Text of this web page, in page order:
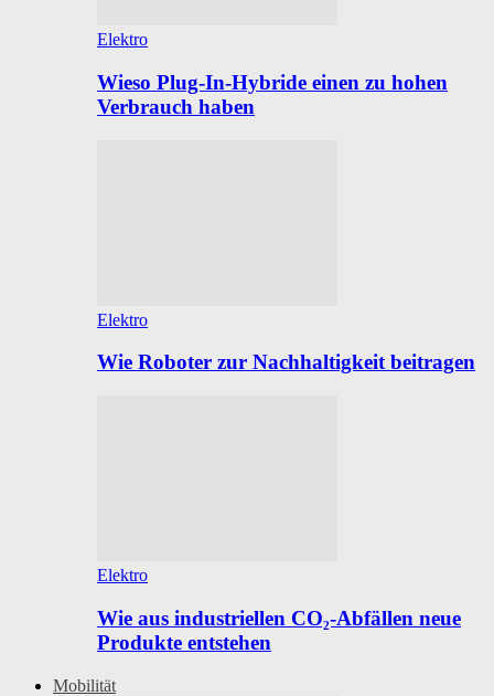
Elektro
Wieso Plug-In-Hybride einen zu hohen
Verbrauch haben
Elektro
Wie Roboter zur Nachhaltigkeit beitragen
Elektro
Wie aus industriellen CO₂-Abfällen neue
Produkte entstehen
Mobilität